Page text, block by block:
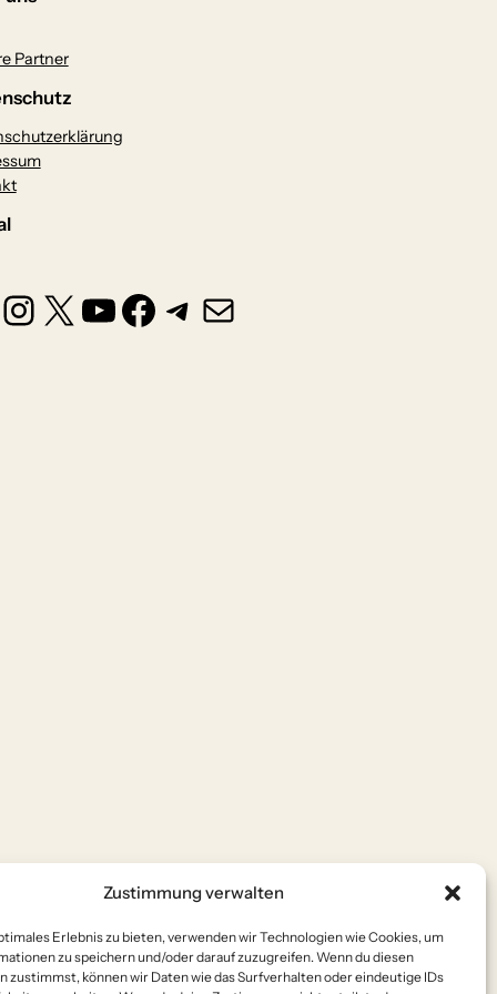
Zustimmung verwalten
Erlebnis zu bieten, verwenden wir Technologien wie Cookies, um
zu speichern und/oder darauf zuzugreifen. Wenn du diesen
zustimmst, können wir Daten wie das Surfverhalten oder eindeutige IDs
Partner
X YouTube Facebook Telegram E-Mail